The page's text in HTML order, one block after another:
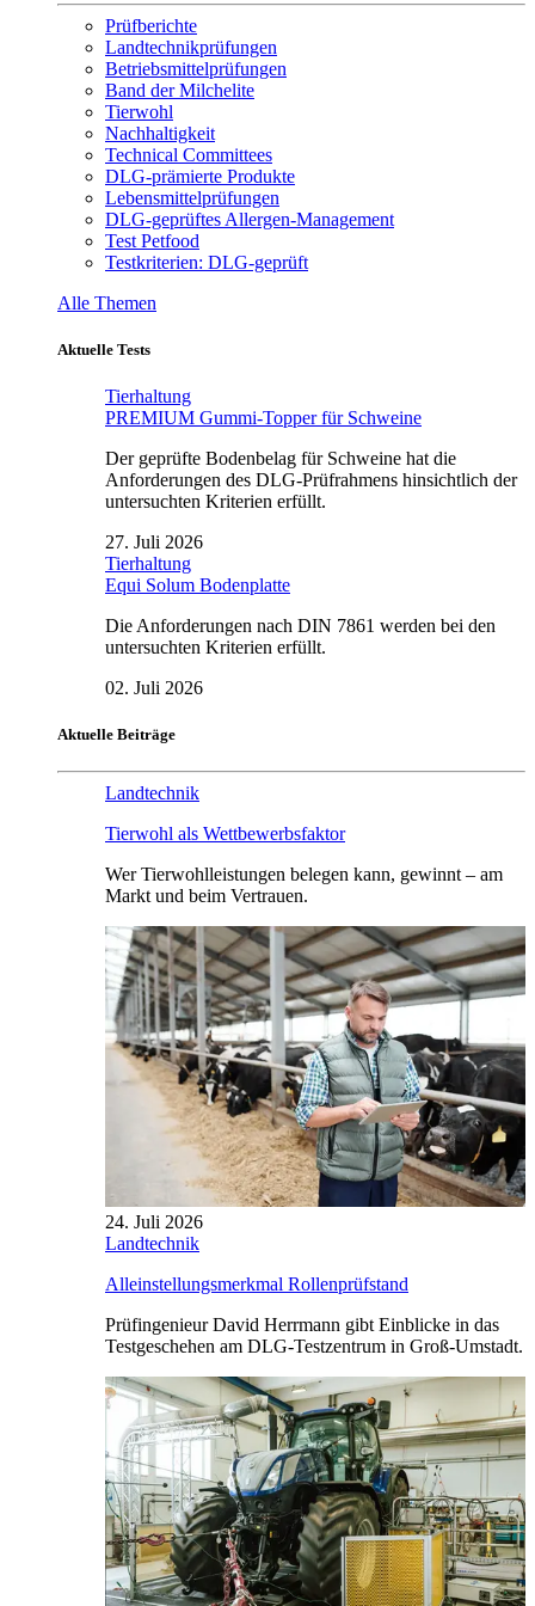
Prüfberichte
Landtechnikprüfungen
Betriebsmittelprüfungen
Band der Milchelite
Tierwohl
Nachhaltigkeit
Technical Committees
DLG-prämierte Produkte
Lebensmittelprüfungen
DLG-geprüftes Allergen-Management
Test Petfood
Testkriterien: DLG-geprüft
Alle Themen
Aktuelle Tests
Tierhaltung
PREMIUM Gummi-Topper für Schweine
Der geprüfte Bodenbelag für Schweine hat die
Anforderungen des DLG-Prüfrahmens hinsichtlich der
untersuchten Kriterien erfüllt.
27. Juli 2026
Tierhaltung
Equi Solum Bodenplatte
Die Anforderungen nach DIN 7861 werden bei den
untersuchten Kriterien erfüllt.
02. Juli 2026
Aktuelle Beiträge
Landtechnik
Tierwohl als Wettbewerbsfaktor
Wer Tierwohlleistungen belegen kann, gewinnt – am
Markt und beim Vertrauen.
24. Juli 2026
Landtechnik
Alleinstellungsmerkmal Rollenprüfstand
Prüfingenieur David Herrmann gibt Einblicke in das
Testgeschehen am DLG-Testzentrum in Groß-Umstadt.